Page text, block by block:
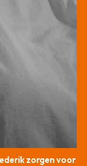
zorgen voor